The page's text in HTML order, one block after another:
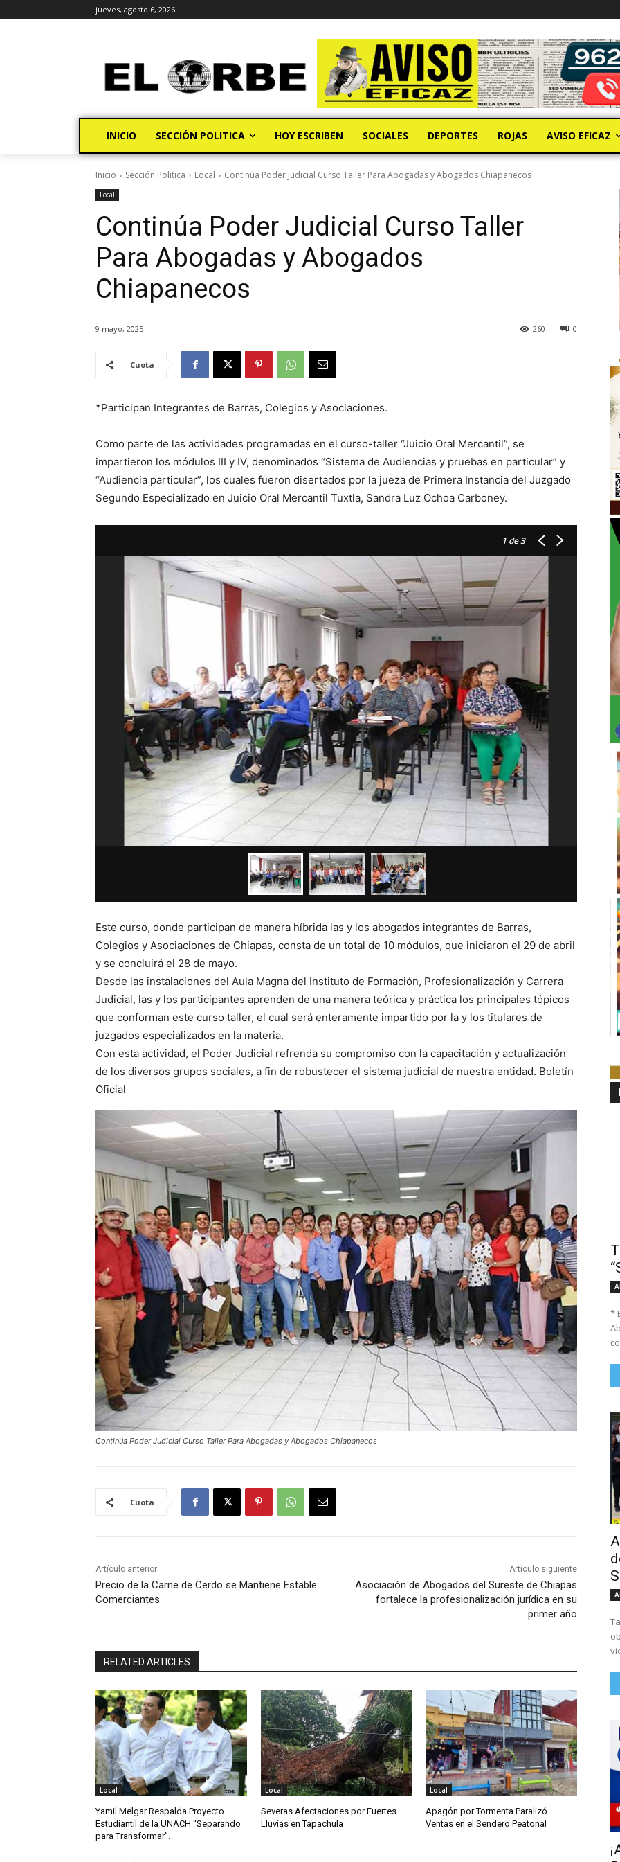
jueves, agosto 6, 2026
INICIO SECCIÓN POLITICA HOY ESCRIBEN SOCIALES DEPORTES ROJAS AVISO EFICAZ
Inicio Sección Politica Local Continúa Poder Judicial Curso Taller Para Abogadas y Abogados Chiapanecos
Local
Continúa Poder Judicial Curso Taller
Para Abogadas y Abogados
Chiapanecos
9 mayo, 2025 0
260
Cuota
*Participan Integrantes de Barras, Colegios y Asociaciones.
Como parte de las actividades programadas en el curso-taller “Juicio Oral Mercantil”, se
impartieron los módulos III y IV, denominados “Sistema de Audiencias y pruebas en particular” y
“Audiencia particular”, los cuales fueron disertados por la jueza de Primera Instancia del Juzgado
Segundo Especializado en Juicio Oral Mercantil Tuxtla, Sandra Luz Ochoa Carboney.
1 de 3
Este curso, donde participan de manera híbrida las y los abogados integrantes de Barras,
Colegios y Asociaciones de Chiapas, consta de un total de 10 módulos, que iniciaron el 29 de abril
y se concluirá el 28 de mayo.
Desde las instalaciones del Aula Magna del Instituto de Formación, Profesionalización y Carrera
Judicial, las y los participantes aprenden de una manera teórica y práctica los principales tópicos
que conforman este curso taller, el cual será enteramente impartido por la y los titulares de
juzgados especializados en la materia.
Con esta actividad, el Poder Judicial refrenda su compromiso con la capacitación y actualización
de los diversos grupos sociales, a fin de robustecer el sistema judicial de nuestra entidad. Boletín
Oficial
Continúa Poder Judicial Curso Taller Para Abogadas y Abogados Chiapanecos
Cuota
Artículo anterior
Precio de la Carne de Cerdo se Mantiene Estable:
Comerciantes
Artículo siguiente
Asociación de Abogados del Sureste de Chiapas
fortalece la profesionalización jurídica en su
primer año
RELATED ARTICLES
Local
Yamil Melgar Respalda Proyecto
Estudiantil de la UNACH “Separando
para Transformar”.
Local
Severas Afectaciones por Fuertes
Lluvias en Tapachula
Local
Apagón por Tormenta Paralizó
Ventas en el Sendero Peatonal
*